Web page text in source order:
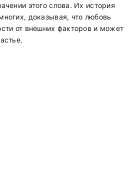
этого слова. Их история
доказывая, что любовь
от внешних факторов и может